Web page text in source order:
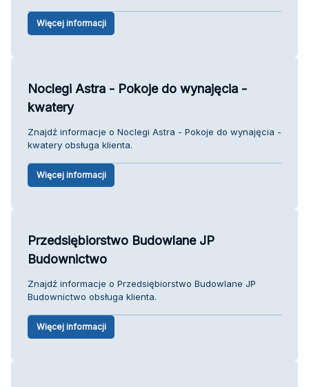
Więcej informacji
Noclegi Astra - Pokoje do wynajęcia -
kwatery
Znajdź informacje o Noclegi Astra - Pokoje do wynajęcia -
kwatery obsługa klienta.
Więcej informacji
Przedsiębiorstwo Budowlane JP
Budownictwo
Znajdź informacje o Przedsiębiorstwo Budowlane JP
Budownictwo obsługa klienta.
Więcej informacji